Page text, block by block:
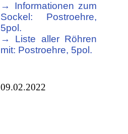
→ Informationen zum
Sockel: Postroehre,
5pol.
→ Liste aller Röhren
mit: Postroehre, 5pol.
09.02.2022